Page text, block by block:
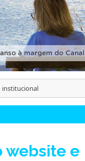
à margem do
institucional
website e